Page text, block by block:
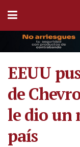
EEUU
de
le dio un
país